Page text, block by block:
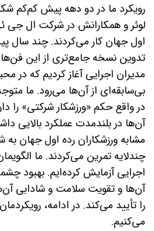
رویکرد ما در دو دهه پیش کم‌کم
لوئر و همکارانش در شرکت ال جی
اول جهان کار می‌کردند. چند سال
تدوین نسخه جامع‌تری از این فن‌ها
مدیران اجرایی آغاز کردیم که در
بی‌سابقه‌ای از آن‌ها می‌رود. ما
در واقع حکم «ورزشکار شرکتی» را
آن‌ها در بلندمدت عملکرد بالایی
مشابه ورزشکاران رده اول جهان
چندلایه تمرین می‌کردند. ما
اجرایی آزمایش کرده‌ایم. بهبود
آن‌ها و تقویت سلامت و شادابی
را تأیید می‌کند. در ادامه،
می‌کنیم.